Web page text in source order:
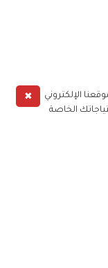
✖
الإلكتروني
الخاصة